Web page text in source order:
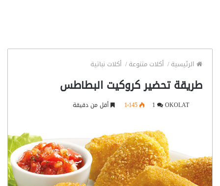
الرئيسية/ أكلات متنوعة/ أكلات نباتية
طريقة تحضير كروكيت البطاطس
OKOLAT 1٬145 أقل من دقيقة